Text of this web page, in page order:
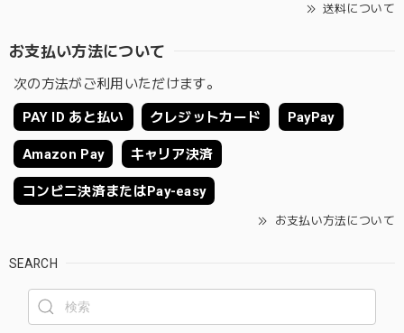
送料について
お支払い方法について
次の方法がご利用いただけます。
PAY ID あと払い クレジットカード PayPay
Amazon Pay キャリア決済
コンビニ決済またはPay-easy
お支払い方法について
SEARCH